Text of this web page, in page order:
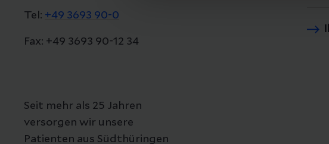
Tel: +49 3693 90-0
Fax: +49 3693 90-12 34
Seit mehr als 25 Jahren
versorgen wir unsere
Patienten aus Südthüringen